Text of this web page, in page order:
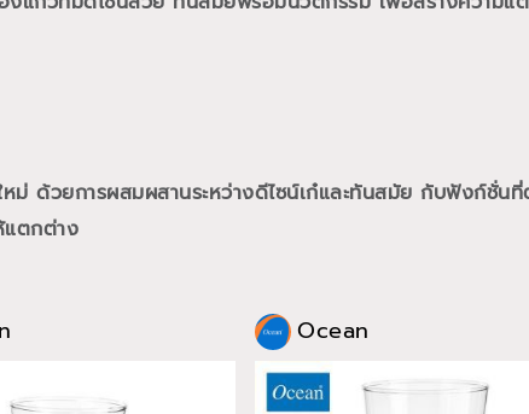
ม่ ด้วยการผสมผสานระหว่างดีไซน์เก๋และทันสมัย กับฟังก์ชั่นที่
แตกต่าง
Ocean